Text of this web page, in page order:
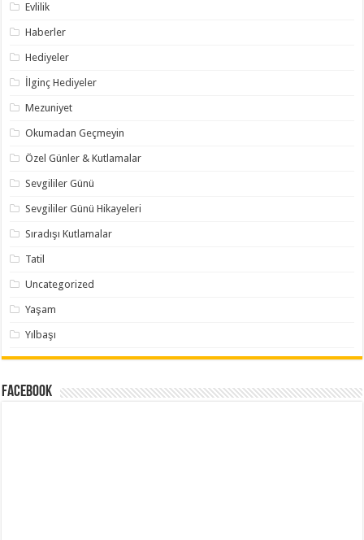
Evlilik
Haberler
Hediyeler
İlginç Hediyeler
Mezuniyet
Okumadan Geçmeyin
Özel Günler & Kutlamalar
Sevgililer Günü
Sevgililer Günü Hikayeleri
Sıradışı Kutlamalar
Tatil
Uncategorized
Yaşam
Yılbaşı
Facebook